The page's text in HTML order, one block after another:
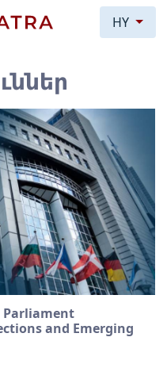
HY
Parliament
and Emerging